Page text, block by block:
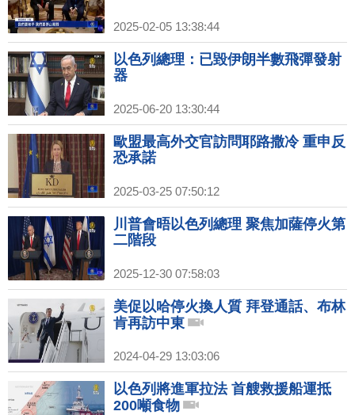
2025-02-05 13:38:44
以色列總理：已毀伊朗半數飛彈發射
器
2025-06-20 13:30:44
歐盟最高外交官訪問耶路撒冷 重申反
恐承諾
2025-03-25 07:50:12
川普會晤以色列總理 聚焦加薩停火第
二階段
2025-12-30 07:58:03
美促以哈停火換人質 拜登通話、布林
肯再訪中東
2024-04-29 13:03:06
以色列將進軍拉法 首艘救援船運抵
200噸食物